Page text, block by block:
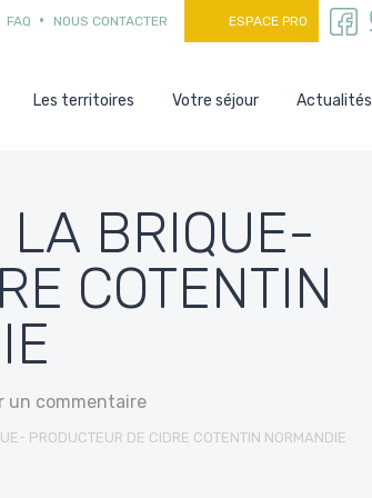
FAQ NOUS CONTACTER ESPACE PRO
Les territoires Votre séjour Actualités
LA BRIQUE-
COTENTIN
un commentaire
PRODUCTEUR DE CIDRE COTENTIN NORMANDIE